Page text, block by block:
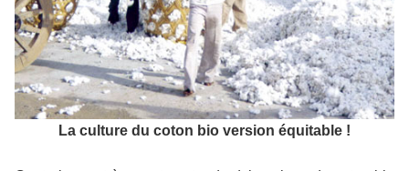
La culture du coton bio version équitable !